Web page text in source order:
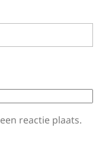
reactie plaats.